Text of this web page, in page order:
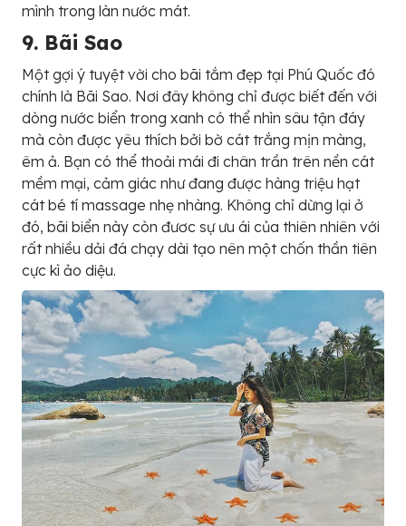
mình trong làn nước mát.
9. Bãi Sao
Một gợi ý tuyệt vời cho bãi tắm đẹp tại Phú Quốc đó
chính là Bãi Sao. Nơi đây không chỉ được biết đến với
dòng nước biển trong xanh có thể nhìn sâu tận đáy
mà còn được yêu thích bởi bờ cát trắng mịn màng,
êm ả. Bạn có thể thoải mái đi chân trần trên nền cát
mềm mại, cảm giác như đang được hàng triệu hạt
cát bé tí massage nhẹ nhàng. Không chỉ dừng lại ở
đó, bãi biển này còn đươc sự ưu ái của thiên nhiên với
rất nhiều dải đá chạy dài tạo nên một chốn thần tiên
cực kì ảo diệu.